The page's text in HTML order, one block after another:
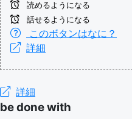
読めるようになる
話せるようになる
このボタンはなに？
詳細
詳細
be done with